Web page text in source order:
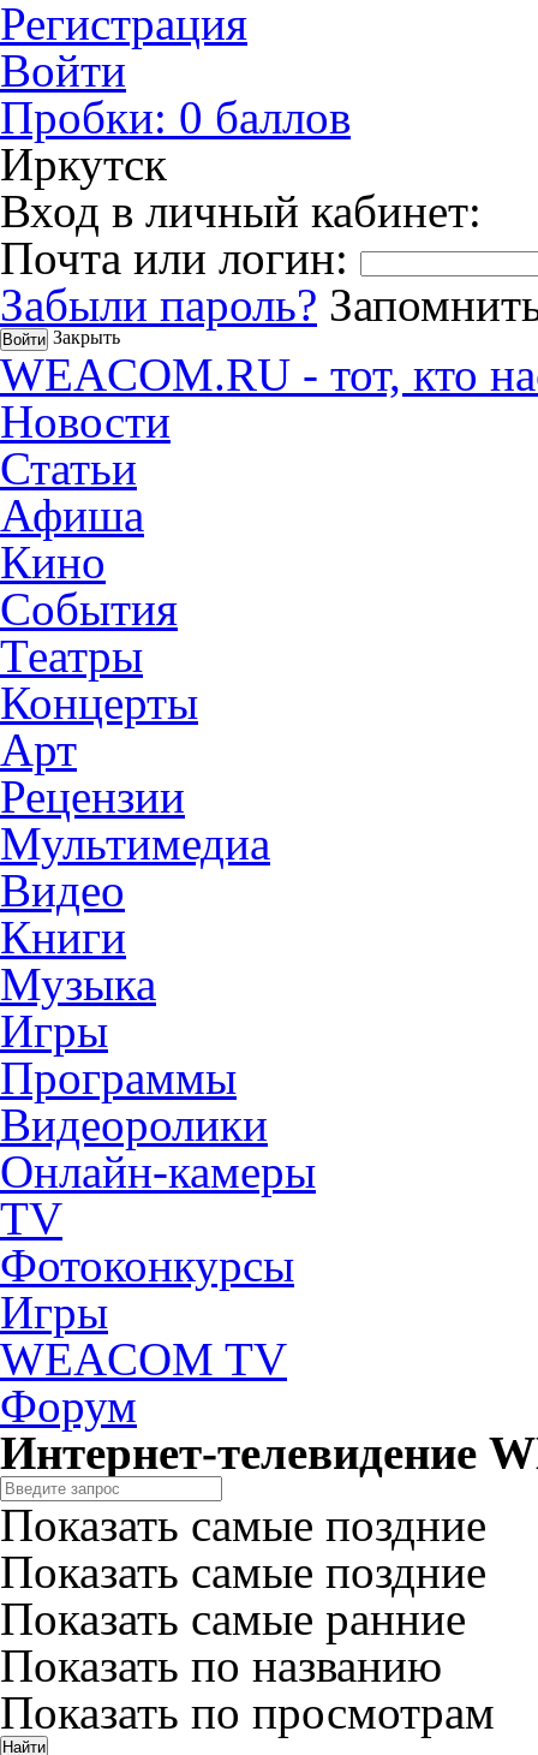
Регистрация
Войти
Пробки: 0 баллов
Иркутск
Вход в личный кабинет:
Почта или логин:
Забыли пароль?
Закрыть
WEACOM.RU - тот, кто
Новости
Статьи
Афиша
Кино
События
Театры
Концерты
Арт
Рецензии
Мультимедиа
Видео
Книги
Музыка
Игры
Программы
Видеоролики
Онлайн-камеры
TV
Фотоконкурсы
Игры
WEACOM TV
Форум
Интернет-телевидение
Показать самые поздние
Показать самые поздние
Показать самые ранние
Показать по названию
Показать по просмотрам